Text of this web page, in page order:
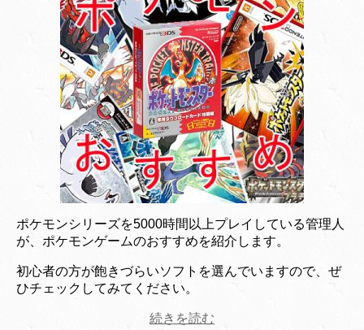
ポケモンシリーズを5000時間以上プレイしている管理人
が、ポケモンゲームのおすすめを紹介します。
初心者の方が飽きづらいソフトを選んでいますので、ぜ
ひチェックしてみてください。
続きを読む